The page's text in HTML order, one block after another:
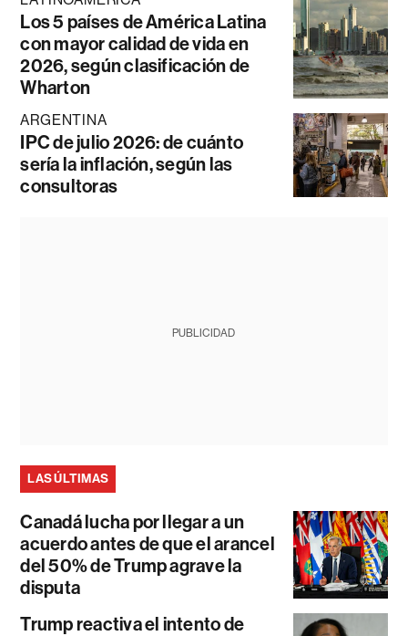
Los 5 países de América Latina
con mayor calidad de vida en
2026, según clasificación de
Wharton
ARGENTINA
IPC de julio 2026: de cuánto
sería la inflación, según las
consultoras
PUBLICIDAD
LAS ÚLTIMAS
Canadá lucha por llegar a un
acuerdo antes de que el arancel
del 50% de Trump agrave la
disputa
Trump reactiva el intento de